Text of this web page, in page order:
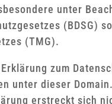
unter
(BDSG)
(TMG).
zum
unter dieser
erstreckt sich